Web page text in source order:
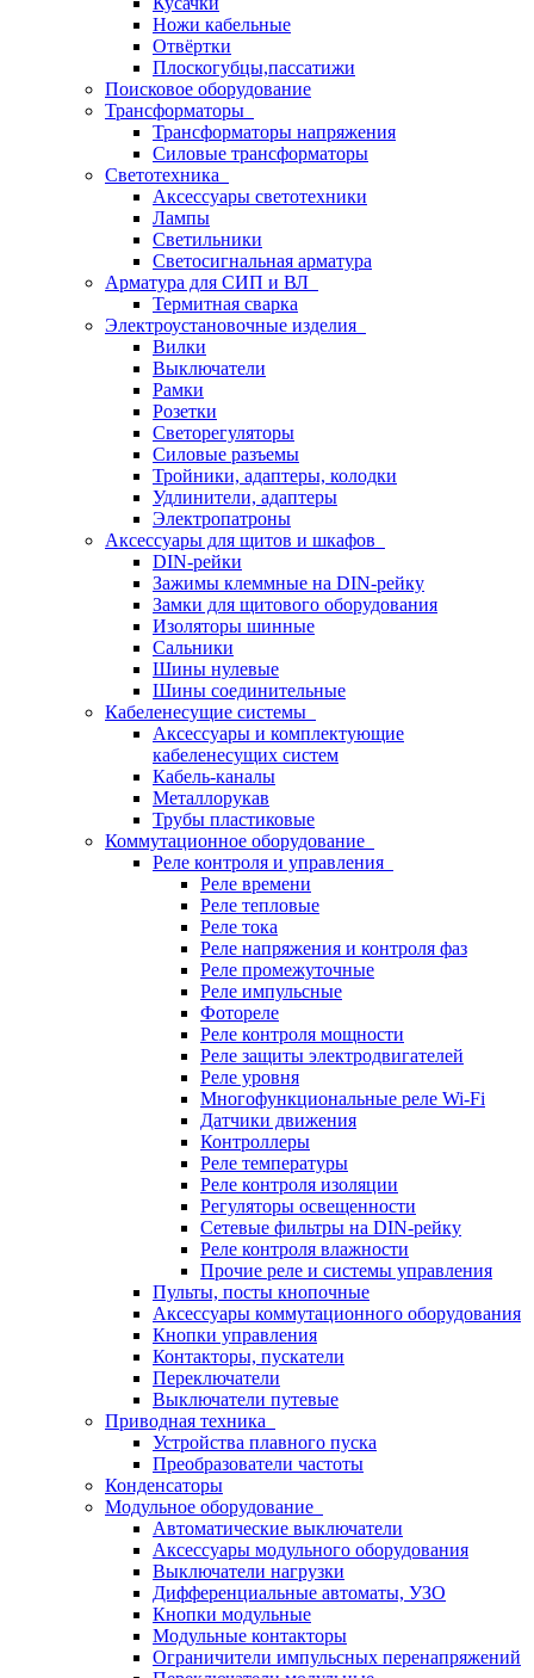
Ножи кабельные
Отвёртки
Плоскогубцы,пассатижи
Поисковое оборудование
Трансформаторы
Трансформаторы напряжения
Силовые трансформаторы
Светотехника
Аксессуары светотехники
Лампы
Светильники
Светосигнальная арматура
Арматура для СИП и ВЛ
Термитная сварка
Электроустановочные изделия
Вилки
Выключатели
Рамки
Розетки
Светорегуляторы
Силовые разъемы
Тройники, адаптеры, колодки
Удлинители, адаптеры
Электропатроны
Аксессуары для щитов и шкафов
DIN-рейки
Зажимы клеммные на DIN-рейку
Замки для щитового оборудования
Изоляторы шинные
Сальники
Шины нулевые
Шины соединительные
Кабеленесущие системы
Аксессуары и комплектующие
кабеленесущих систем
Кабель-каналы
Металлорукав
Трубы пластиковые
Коммутационное оборудование
Реле контроля и управления
Реле времени
Реле тепловые
Реле тока
Реле напряжения и контроля фаз
Реле промежуточные
Реле импульсные
Фотореле
Реле контроля мощности
Реле защиты электродвигателей
Реле уровня
Многофункциональные реле Wi-Fi
Датчики движения
Контроллеры
Реле температуры
Реле контроля изоляции
Регуляторы освещенности
Сетевые фильтры на DIN-рейку
Реле контроля влажности
Прочие реле и системы управления
Пульты, посты кнопочные
Аксессуары коммутационного оборудования
Кнопки управления
Контакторы, пускатели
Переключатели
Выключатели путевые
Приводная техника
Устройства плавного пуска
Преобразователи частоты
Конденсаторы
Модульное оборудование
Автоматические выключатели
Аксессуары модульного оборудования
Выключатели нагрузки
Дифференциальные автоматы, УЗО
Кнопки модульные
Модульные контакторы
Ограничители импульсных перенапряжений